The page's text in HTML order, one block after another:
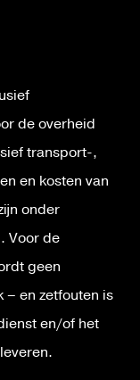
de overheid
transport-,
en kosten van
onder
Voor de
geen
– en zetfouten is
en/of het